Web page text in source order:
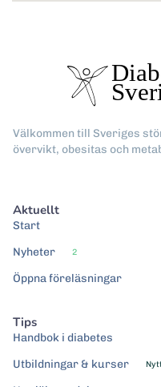
Välkommen till Sveriges
övervikt, obesitas och
Aktuellt
Start
Nyheter
2
Öppna föreläsningar
Tips
Handbok i diabetes
Utbildningar & kurser